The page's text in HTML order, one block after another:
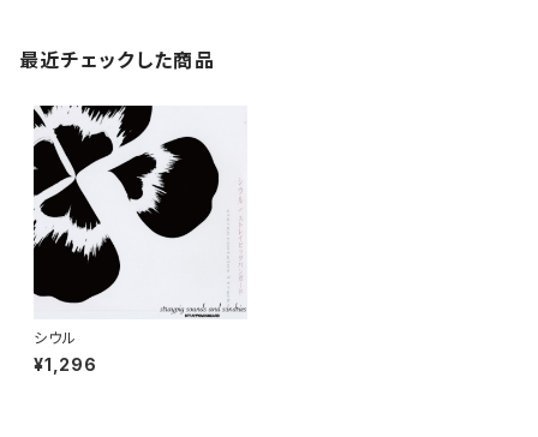
最近チェックした商品
シウル
¥1,296